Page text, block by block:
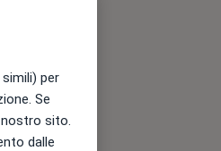
per
Se
sito.
dalle